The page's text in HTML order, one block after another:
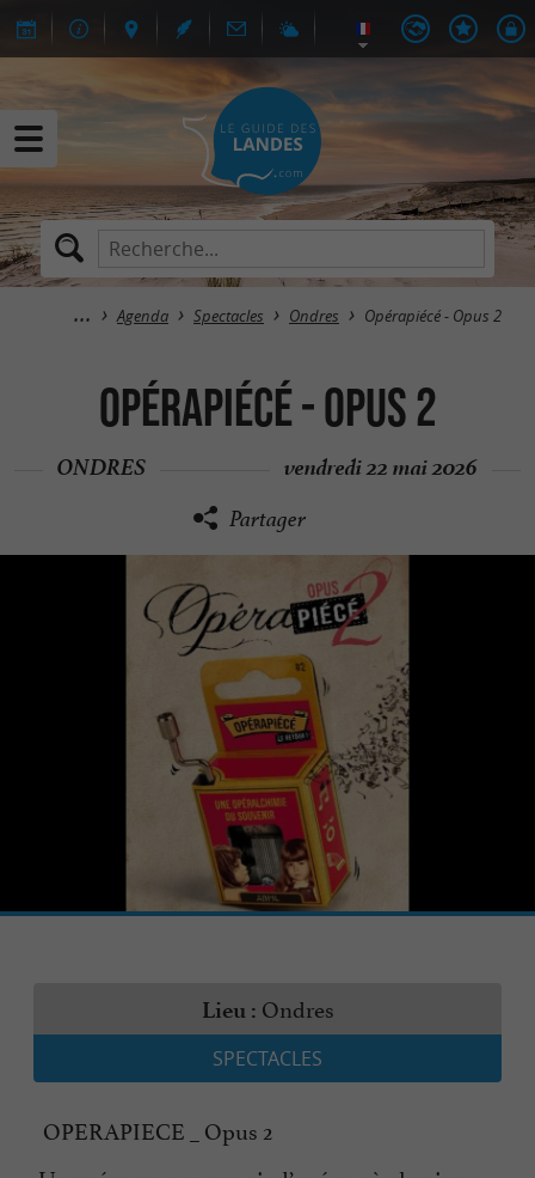
Agenda Spectacles Ondres Opérapiécé - Opus 2
Opérapiécé - Opus 2
ONDRES vendredi 22 mai 2026
Partager
Lieu : Ondres
SPECTACLES
OPERAPIECE _ Opus 2